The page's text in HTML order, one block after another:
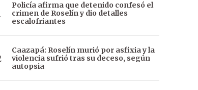
Policía afirma que detenido confesó el
crimen de Roselín y dio detalles
escalofriantes
Caazapá: Roselín murió por asfixia y la
violencia sufrió tras su deceso, según
autopsia